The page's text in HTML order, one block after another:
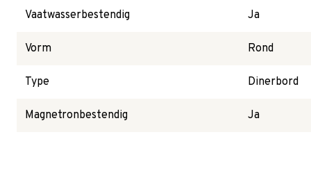
Vaatwasserbestendig Ja
Vorm Rond
Type Dinerbord
Magnetronbestendig Ja